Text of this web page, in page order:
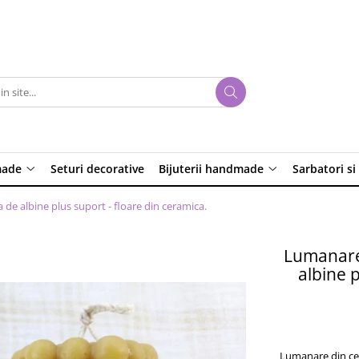
Seturi decorative Bijuterii handmade Sarbatori si
albine plus suport - floare din ceramica.
albine
Lumanare din